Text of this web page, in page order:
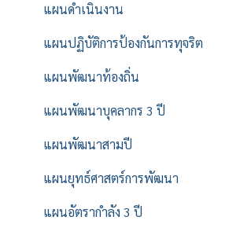
แผนดำเนินงาน
แผนปฏิบัติการป้องกันการทุจริต
แผนพัฒนาท้องถิ่น
แผนพัฒนาบุคลากร 3 ปี
แผนพัฒนาสามปี
แผนยุทธ์ศาสตร์การพัฒนา
แผนอัตรากำลัง 3 ปี